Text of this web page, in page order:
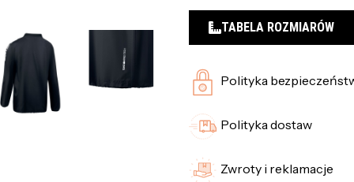
TABELA ROZMIARÓW
Polityka
Polityka dostaw
Zwroty i reklamacje